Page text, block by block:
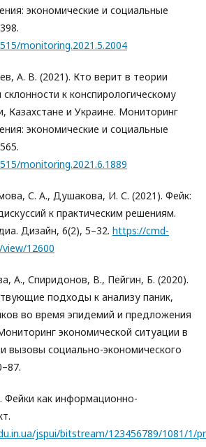
экономические и социальные
monitoring.2021.5.2004
А. В. (2021). Кто верит в теории
к конспирологическому
Казахстане и Украине. Мониторинг
экономические и социальные
monitoring.2021.6.1889
С. А., Душакова, И. С. (2021). Фейк:
к практическим решениям.
Дизайн, 6(2), 5–32. https://cmd-
12600
А., Спиридонов, В., Пейгин, Б. (2020).
подходы к анализу паник,
во время эпидемий и предложения
экономической ситуации в
вызовы социально-экономического
Фейки как информационно-
jspui/bitstream/123456789/1081/1/